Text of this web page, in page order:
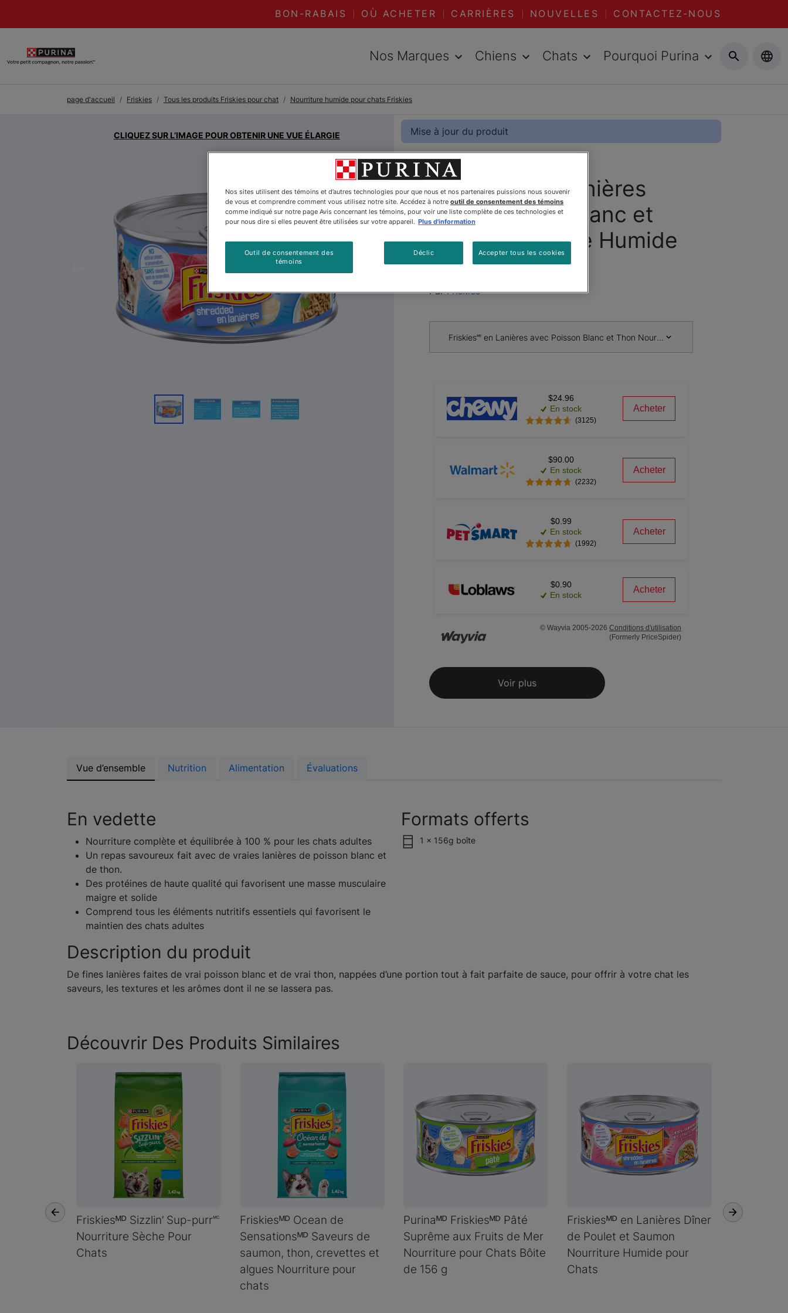
BON-RABAIS OÙ ACHETER CARRIÈRES NOUVELLES CONTACTEZ-NOUS
Nos Marques Chiens Chats Pourquoi Purina
page d'accueil Friskies Tous les produits Friskies pour chat Nourriture humide pour chats Friskies
CLIQUEZ SUR L’IMAGE POUR OBTENIR UNE VUE ÉLARGIE Mise à jour du produit
Friskies🅫 en Lanières
avec Poisson Blanc et
Thon Nourriture Humide
pour Chats
Par Friskiesᴹᴰ
Friskies🅫 en Lanières avec Poisson Blanc et Thon Nourriture Humide pour Chats
$24.96
En stock
(3125)
Acheter
$90.00
En stock
(2232)
Acheter
$0.99
En stock
(1992)
Acheter
$0.90
En stock
Acheter
© Wayvia 2005-2026 Conditions d'utilisation
(Formerly PriceSpider)
Voir plus
Vue d’ensemble Nutrition Alimentation Évaluations
En vedette
Nourriture complète et équilibrée à 100 % pour les chats adultes
Un repas savoureux fait avec de vraies lanières de poisson blanc et
de thon.
Des protéines de haute qualité qui favorisent une masse musculaire
maigre et solide
Comprend tous les éléments nutritifs essentiels qui favorisent le
maintien des chats adultes
Formats offerts
1 x 156g boîte
Description du produit
De fines lanières faites de vrai poisson blanc et de vrai thon, nappées d’une portion tout à fait parfaite de sauce, pour offrir à votre chat les
saveurs, les textures et les arômes dont il ne se lassera pas.
Découvrir Des Produits Similaires
Friskiesᴹᴰ Sizzlin’ Sup-purr🅪
Nourriture Sèche Pour
Chats
Friskiesᴹᴰ Ocean de
Sensationsᴹᴰ Saveurs de
saumon, thon, crevettes et
algues Nourriture pour
chats
Purinaᴹᴰ Friskiesᴹᴰ Pâté
Suprême aux Fruits de Mer
Nourriture pour Chats Bôite
de 156 g
Friskiesᴹᴰ en Lanières Dîner
de Poulet et Saumon
Nourriture Humide pour
Chats
Friskies🅫
Nos sites utilisent des témoins et d’autres technologies pour que nous et nos partenaires puissions nous souvenir
de vous et comprendre comment vous utilisez notre site. Accédez à notre outil de consentement des témoins
comme indiqué sur notre page Avis concernant les témoins, pour voir une liste complète de ces technologies et
pour nous dire si elles peuvent être utilisées sur votre appareil. Plus d'information
Déclic Accepter tous les cookies
Outil de consentement des
témoins